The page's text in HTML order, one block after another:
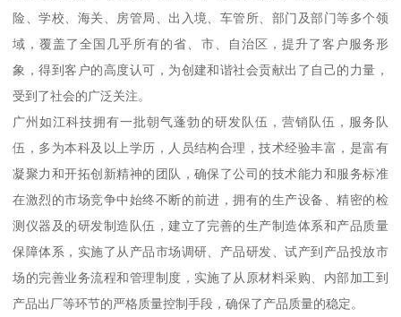
险、学校、海关、房管局、出入境、车管所、部门及部门等多个领
域，覆盖了全国几乎所有的省、市、自治区，提升了客户服务形
象，得到客户的高度认可，为创建和谐社会贡献出了自己的力量，
受到了社会的广泛关注。
广州如江科技拥有一批朝气蓬勃的研发队伍，营销队伍，服务队
伍，多为本科及以上学历，人员结构合理，技术经验丰富，是富有
凝聚力和开拓创新精神的团队，确保了公司的技术能力和服务标准
在激烈的市场竞争中始终不断的前进，拥有的生产设备、精密的检
测仪器及的研发制造队伍，建立了完善的生产制造体系和产品质量
保障体系，实施了从产品市场调研、产品研发、试产到产品投放市
场的完善业务流程和管理制度，实施了从原材料采购、内部加工到
产品出厂等环节的严格质量控制手段，确保了产品质量的稳定。